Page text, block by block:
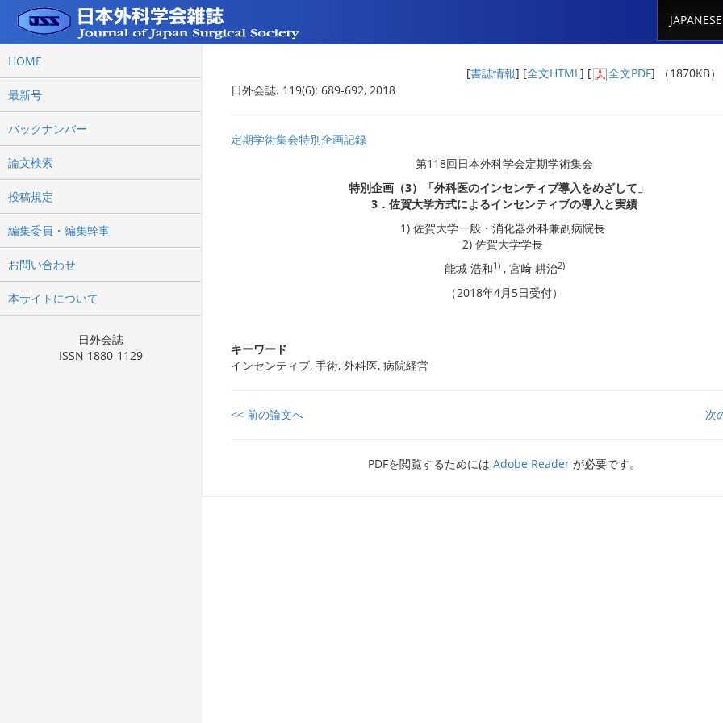
JAPANESE
HOME
最新号
バックナンバー
論文検索
投稿規定
編集委員・編集幹事
お問い合わせ
本サイトについて
日外会誌
ISSN 1880-1129
[書誌情報] [全文HTML] [ 全文PDF] （1870KB）
日外会誌. 119(6): 689-692, 2018
定期学術集会特別企画記録
第118回日本外科学会定期学術集会
特別企画（3）「外科医のインセンティブ導入をめざして」
3．佐賀大学方式によるインセンティブの導入と実績
1) 佐賀大学一般・消化器外科兼副病院長
2) 佐賀大学学長
能城 浩和1), 宮﨑 耕治2)
（2018年4月5日受付）
キーワード
インセンティブ, 手術, 外科医, 病院経営
<< 前の論文へ 次
PDFを閲覧するためには Adobe Reader が必要です。